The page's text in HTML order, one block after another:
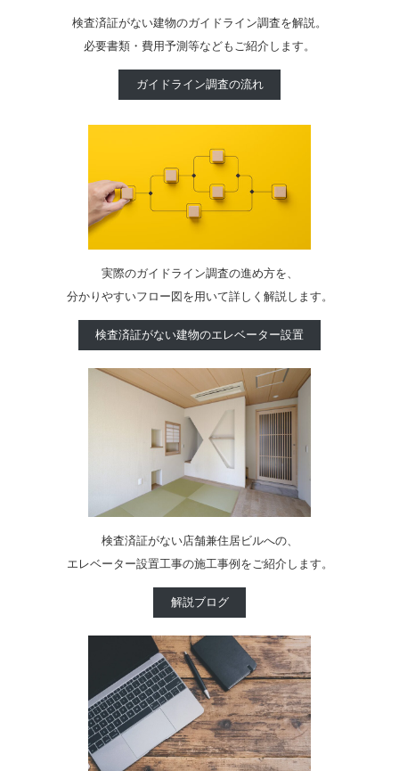
検査済証がない建物のガイドライン調査を解説。
必要書類・費用予測等などもご紹介します。
ガイドライン調査の流れ
実際のガイドライン調査の進め方を、
分かりやすいフロー図を用いて詳しく解説します。
検査済証がない建物のエレベーター設置
検査済証がない店舗兼住居ビルへの、
エレベーター設置工事の施工事例をご紹介します。
解説ブログ